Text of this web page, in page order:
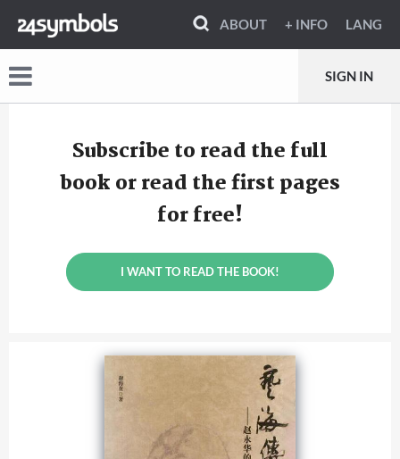
ABOUT + INFO LANG
SIGN IN
Subscribe to read the full
book or read the first pages
for free!
I WANT TO READ THE BOOK!